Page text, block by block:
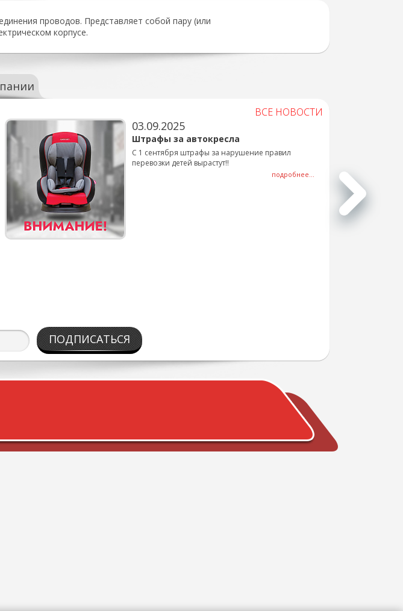
проводов. Представляет собой пару (или
корпусе.
ВСЕ НОВОСТИ
03.09.2025
Штрафы за автокресла
С 1 сентября штрафы за нарушение правил
перевозки детей вырастут!!
подробнее...
ПОДПИСАТЬСЯ